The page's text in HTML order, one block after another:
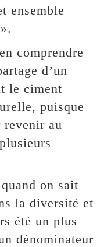
ensemble
comprendre
d’un
le ciment
puisque
au
on sait
la diversité et
été un plus
dénominateur